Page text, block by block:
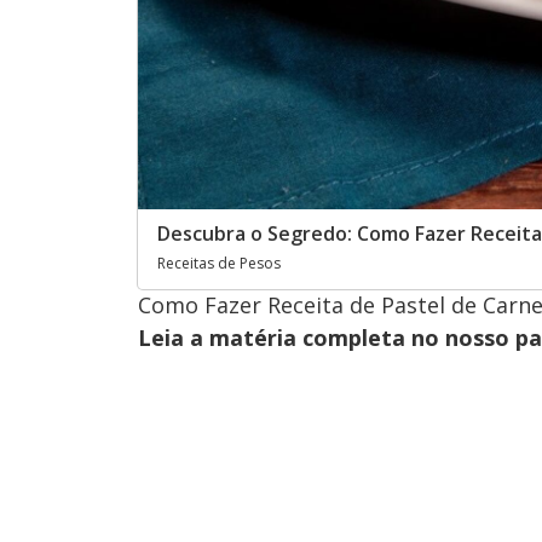
Descubra o Segredo: Como Fazer
Receitas de Pesos
Como Fazer Receita de Pastel de
Leia a matéria completa no nosso